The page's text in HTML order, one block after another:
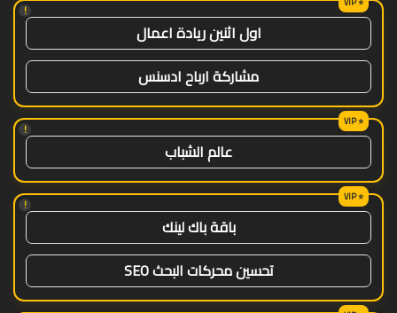
!
اول اثنين ريادة اعمال
مشاركة ارباح ادسنس
!
عالم الشباب
!
باقة باك لينك
تحسين محركات البحث SEO